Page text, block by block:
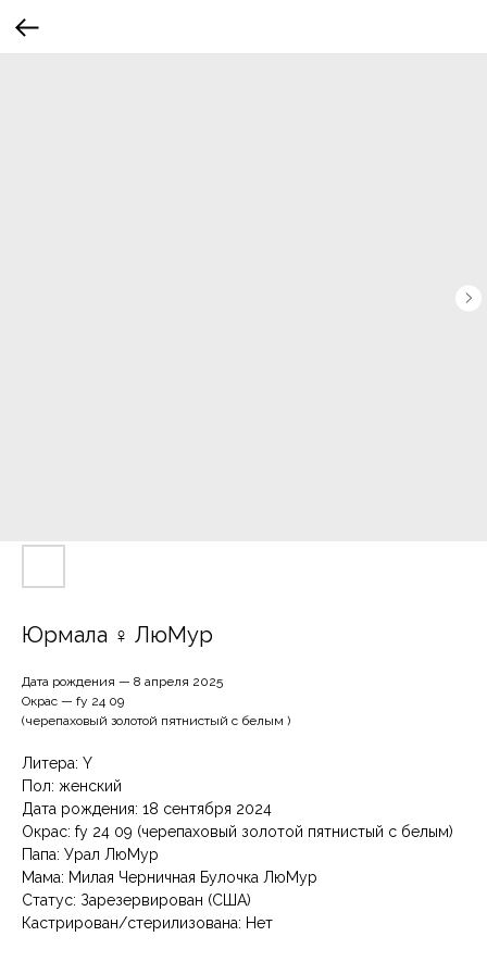
Юрмала ♀ ЛюМур
Дата рождения — 8 апреля 2025
Окрас — fy 24 09
(черепаховый золотой пятнистый с белым )
Литера: Y
Пол: женский
Дата рождения: 18 cентября 2024
Окрас: fy 24 09 (черепаховый золотой пятнистый с белым)
Папа: Урал ЛюМур
Мама: Милая Черничная Булочка ЛюМур
Статус: Зарезервирован (США)
Кастрирован/стерилизована: Нет